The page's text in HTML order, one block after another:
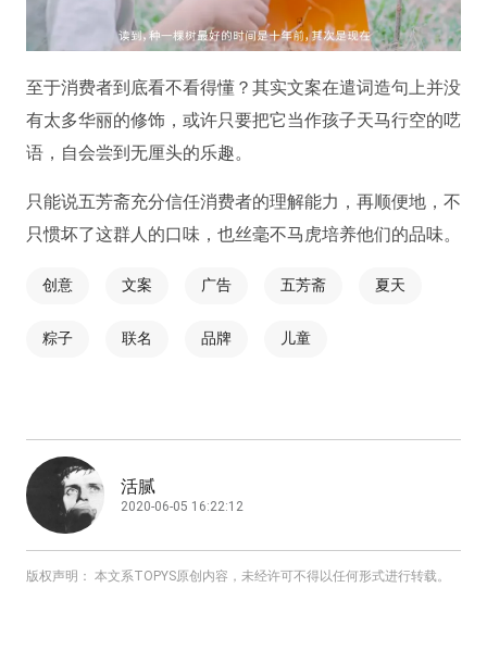
至于消费者到底看不看得懂？其实文案在遣词造句上并没
有太多华丽的修饰，或许只要把它当作孩子天马行空的呓
语，自会尝到无厘头的乐趣。
只能说五芳斋充分信任消费者的理解能力，再顺便地，不
只惯坏了这群人的口味，也丝毫不马虎培养他们的品味。
创意 文案 广告 五芳斋 夏天
粽子 联名 品牌 儿童
活腻
2020-06-05 16:22:12
版权声明： 本文系TOPYS原创内容，未经许可不得以任何形式进行转载。